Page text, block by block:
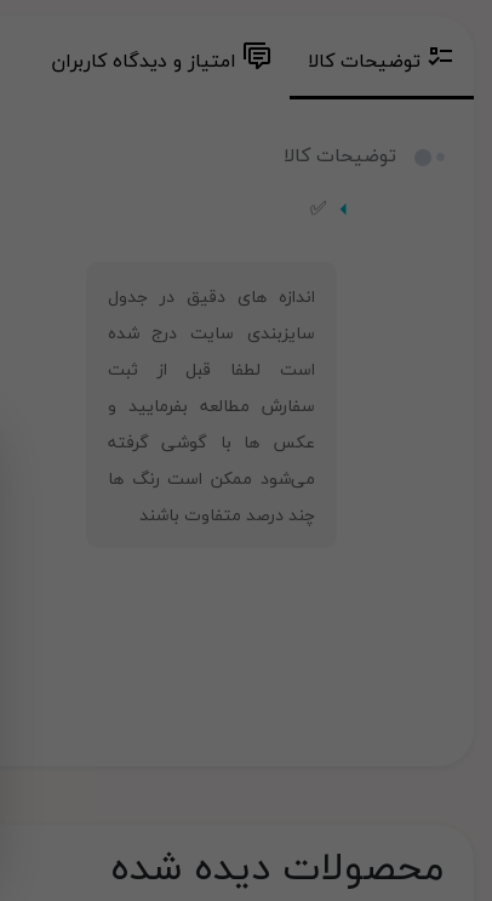
توضیحات کالا امتیاز و دیدگاه کاربران
توضیحات کالا
✅
‎اندازه های دقیق در جدول
سایزبندی سایت درج شده
است لطفا قبل از ثبت
سفارش مطالعه بفرمایید و
عکس ها با گوشی گرفته
می‌شود ممکن است رنگ ها
چند درصد متفاوت باشند
محصولات دیده شده